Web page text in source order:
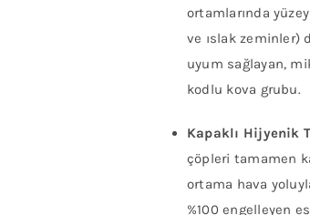
ortamlarında
ve ıslak zeminler)
uyum sağlayan,
kodlu kova grubu.
Kapaklı Hijyenik
çöpleri tamamen
ortama hava
%100 engelleyen